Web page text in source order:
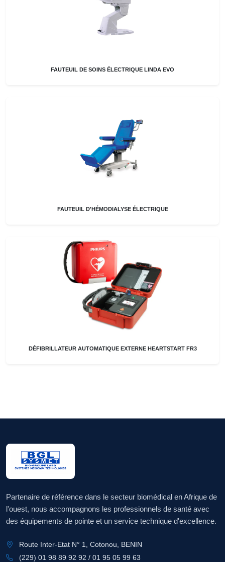
FAUTEUIL DE SOINS ÉLECTRIQUE LINDA EVO
FAUTEUIL D'HÉMODIALYSE ÉLECTRIQUE
DÉFIBRILLATEUR AUTOMATIQUE EXTERNE HEARTSTART FR3
Partenaire de référence dans le secteur biomédical en Afrique de
l'ouest, nous accompagnons les professionnels de santé avec
des équipements de pointe et un service technique d'excellence.
Route Inter-Etat N° 1, Cotonou, BENIN
(229) 01 98 89 92 92 / 01 95 05 99 63